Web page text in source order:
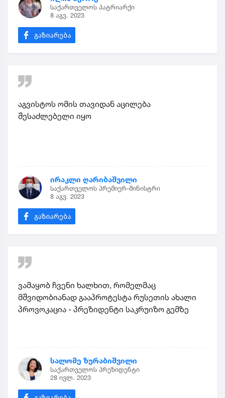
საქართველოს პატრიარქი
8 აგვ. 2023
აგვისტოს ომის თავიდან აცილება
შესაძლებელი იყო
ირაკლი ღარიბაშვილი
საქართველოს პრემიერ-მინისტრი
8 აგვ. 2023
ვამაყობ ჩვენი ხალხით, რომელმაც
მშვიდობიანად გააპროტესტა რუსეთის ახალი
პროვოკაცია - პრეზიდენტი საკრუიზო გემზე
სალომე ზურაბიშვილი
საქართველოს პრეზიდენტი
28 ივლ. 2023